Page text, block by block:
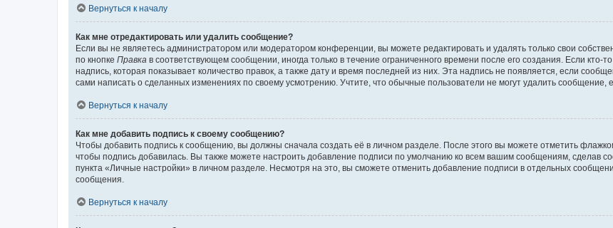
Вернуться к началу
Как мне отредактировать или удалить сообщение?
Если вы не являетесь администратором или модератором конференции, вы можете редактировать и удалять только свои
по кнопке Правка в соответствующем сообщении, иногда только в течение ограниченного времени после его создания. Если
надпись, которая показывает количество правок, а также дату и время последней из них. Эта надпись не появляется, если
сами написать о сделанных изменениях по своему усмотрению. Учтите, что обычные пользователи не могут удалить сообщение,
Вернуться к началу
Как мне добавить подпись к своему сообщению?
Чтобы добавить подпись к сообщению, вы должны сначала создать её в личном разделе. После этого вы можете отметить
чтобы подпись добавилась. Вы также можете настроить добавление подписи по умолчанию ко всем вашим сообщениям, сделав
пункта «Личные настройки» в личном разделе. Несмотря на это, вы сможете отменить добавление подписи в отдельных
сообщения.
Вернуться к началу